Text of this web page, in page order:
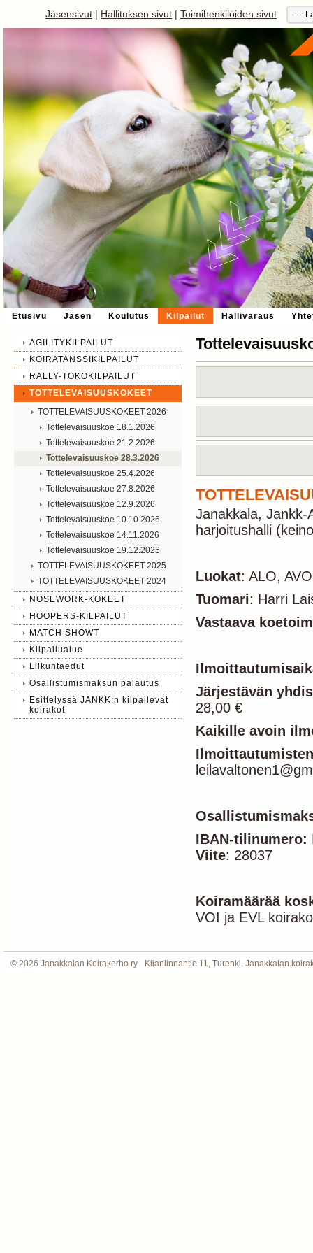
Jäsensivut | Hallituksen sivut | Toimihenkilöiden sivut
Etusivu Jäsen Koulutus Kilpailut Hallivaraus
Janakkala, Jankk-
harjoitushalli
Luokat: ALO,
Tuomari: Harri
Vastaava
Järjestävän
28,00 €
Kaikille avoin
IBAN-tilinumero:
Viite: 28037
Koiramäärää
VOI ja EVL
AGILITYKILPAILUT
KOIRATANSSIKILPAILUT
RALLY-TOKOKILPAILUT
TOTTELEVAISUUSKOKEET
TOTTELEVAISUUSKOKEET 2026
Tottelevaisuuskoe 18.1.2026
Tottelevaisuuskoe 21.2.2026
Tottelevaisuuskoe 28.3.2026
Tottelevaisuuskoe 25.4.2026
Tottelevaisuuskoe 27.8.2026
Tottelevaisuuskoe 12.9.2026
Tottelevaisuuskoe 10.10.2026
Tottelevaisuuskoe 14.11.2026
Tottelevaisuuskoe 19.12.2026
TOTTELEVAISUUSKOKEET 2025
TOTTELEVAISUUSKOKEET 2024
NOSEWORK-KOKEET
HOOPERS-KILPAILUT
MATCH SHOWT
Kilpailualue
Liikuntaedut
Osallistumismaksun palautus
Esittelyssä JANKK:n kilpailevat
koirakot
© 2026 Janakkalan Koirakerho ry Kiianlinnantie 11, Turenki.